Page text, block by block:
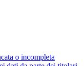
o incompleta